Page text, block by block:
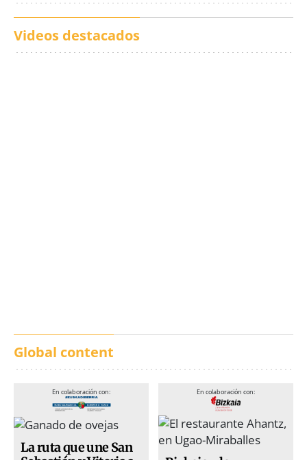
Videos destacados
Global content
En colaboración con:
La ruta que une San
En colaboración con: